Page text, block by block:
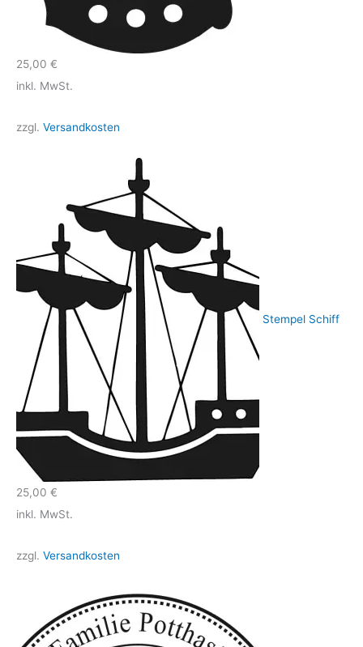
25,00 €
inkl. MwSt.
zzgl. Versandkosten
Stempel Schiff
25,00 €
inkl. MwSt.
zzgl. Versandkosten